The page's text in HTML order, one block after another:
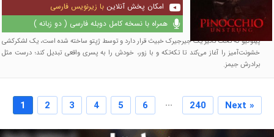
امکان پخش آنلاین با زیرنویس فارسی
همراه با نسخه کامل دوبله فارسی ( دو زبانه )
پینوکیو که تحت تأثیر یک جیرجیرک خبیث قرار دارد و توسط ژپتو ساخته شده است، یک لشکرکشی
خشونت‌آمیز را آغاز می‌کند تا تکه‌تکه و با زور، خودش را به پسری واقعی تبدیل کند؛ درست مثل
برادرش جیمز.
1 2 3 4 5 6 ... 240 Next »